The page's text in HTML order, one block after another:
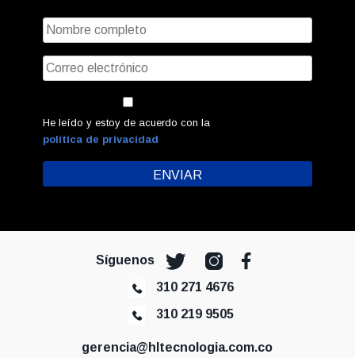
He leído y estoy de acuerdo con la
política de privacidad
Síguenos
310 271 4676
310 219 9505
gerencia@hltecnologia.com.co